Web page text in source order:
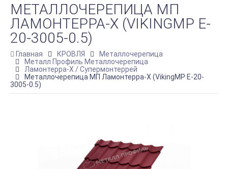
МЕТАЛЛОЧЕРЕПИЦА МП
ЛАМОНТЕРРА-X (VIKINGMP E-
20-3005-0.5)
Главная КРОВЛЯ
Металлочерепица
Металл Профиль Металлочерепица
Ламонтерра-X / Супермонтеррей
Металлочерепица МП Ламонтерра-X (VikingMP E-20-
3005-0.5)